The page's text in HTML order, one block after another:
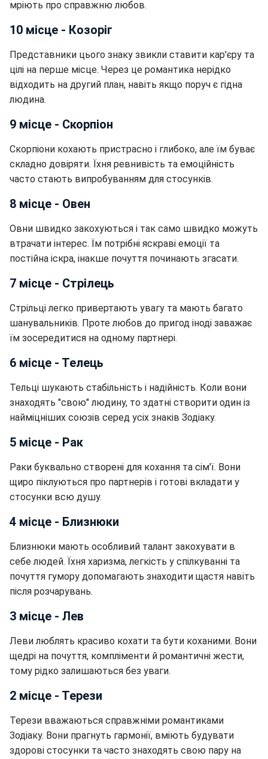
мріють про справжню любов.
10 місце - Козоріг
Представники цього знаку звикли ставити кар'єру та
цілі на перше місце. Через це романтика нерідко
відходить на другий план, навіть якщо поруч є гідна
людина.
9 місце - Скорпіон
Скорпіони кохають пристрасно і глибоко, але їм буває
складно довіряти. Їхня ревнивість та емоційність
часто стають випробуванням для стосунків.
8 місце - Овен
Овни швидко закохуються і так само швидко можуть
втрачати інтерес. Їм потрібні яскраві емоції та
постійна іскра, інакше почуття починають згасати.
7 місце - Стрілець
Стрільці легко привертають увагу та мають багато
шанувальників. Проте любов до пригод іноді заважає
їм зосередитися на одному партнері.
6 місце - Телець
Тельці шукають стабільність і надійність. Коли вони
знаходять "свою" людину, то здатні створити один із
найміцніших союзів серед усіх знаків Зодіаку.
5 місце - Рак
Раки буквально створені для кохання та сім'ї. Вони
щиро піклуються про партнерів і готові вкладати у
стосунки всю душу.
4 місце - Близнюки
Близнюки мають особливий талант закохувати в
себе людей. Їхня харизма, легкість у спілкуванні та
почуття гумору допомагають знаходити щастя навіть
після розчарувань.
3 місце - Лев
Леви люблять красиво кохати та бути коханими. Вони
щедрі на почуття, компліменти й романтичні жести,
тому рідко залишаються без уваги.
2 місце - Терези
Терези вважаються справжніми романтиками
Зодіаку. Вони прагнуть гармонії, вміють будувати
здорові стосунки та часто знаходять свою пару на